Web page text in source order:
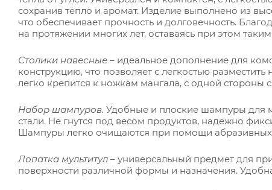
сохранив тепло и аромат. Изделие выполнено из
что обеспечивает прочность и долговечность.
на протяжении многих лет, оставаясь при этом
Столики навесные – идеальное дополнение для
конструкцию, что позволяет с легкостью
легко крепится к ножкам мангала, с одной стороны
Набор шампуров. Удобные и плоские шампуры для
стали. Не гнутся под весом продуктов, надежно
Шампуры легко очищаются при помощи абразивных
Лопатка мультитул – универсальный предмет для
поверхности различной формы и назначения.